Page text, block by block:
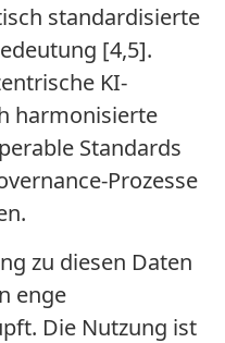
standardisierte
[4,5].
KI-
harmonisierte
Standards
Prozesse
zu diesen Daten
enge
Die Nutzung ist